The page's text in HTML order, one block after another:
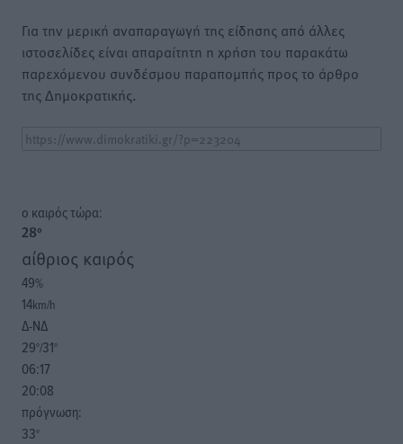
Για την μερική αναπαραγωγή της είδησης από άλλες
ιστοσελίδες είναι απαραίτητη η χρήση του παρακάτω
παρεχόμενου συνδέσμου παραπομπής προς το άρθρο
της Δημοκρατικής.
o καιρός τώρα:
28°
αίθριος καιρός
49%
14km/h
Δ-ΝΔ
29°/31°
06:17
20:08
πρόγνωση:
33°